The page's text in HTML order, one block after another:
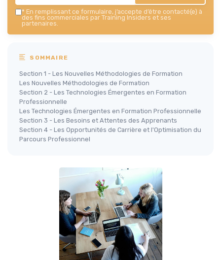
* En remplissant ce formulaire, j’accepte d’être contacté(e) à
des fins commerciales par Training Insiders et ses
partenaires.
SOMMAIRE
Section 1 - Les Nouvelles Méthodologies de Formation
Les Nouvelles Méthodologies de Formation
Section 2 - Les Technologies Émergentes en Formation
Professionnelle
Les Technologies Émergentes en Formation Professionnelle
Section 3 - Les Besoins et Attentes des Apprenants
Section 4 - Les Opportunités de Carrière et l'Optimisation du
Parcours Professionnel